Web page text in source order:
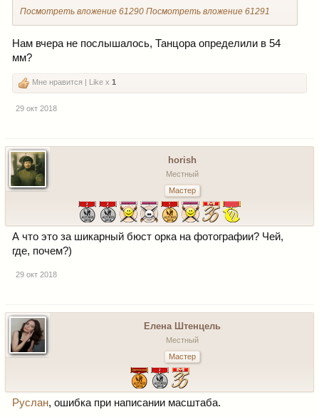
Посмотреть вложение 61290 Посмотреть вложение 61291
Нам вчера не послышалось, Танцора определили в 54
мм?
Мне нравится | Like x 1
29 окт 2018
horish
Местный
Мастер
А что это за шикарный бюст орка на фотографии? Чей,
где, почем?)
29 окт 2018
Елена Штенцель
Местный
Мастер
Руслан, ошибка при написании масштаба.